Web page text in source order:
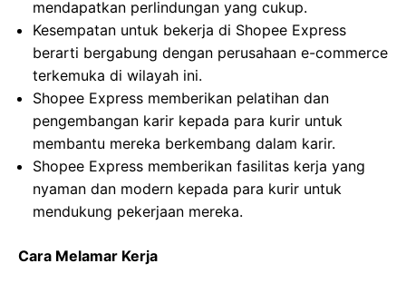
mendapatkan perlindungan yang cukup.
Kesempatan untuk bekerja di Shopee Express
berarti bergabung dengan perusahaan e-commerce
terkemuka di wilayah ini.
Shopee Express memberikan pelatihan dan
pengembangan karir kepada para kurir untuk
membantu mereka berkembang dalam karir.
Shopee Express memberikan fasilitas kerja yang
nyaman dan modern kepada para kurir untuk
mendukung pekerjaan mereka.
Cara Melamar Kerja